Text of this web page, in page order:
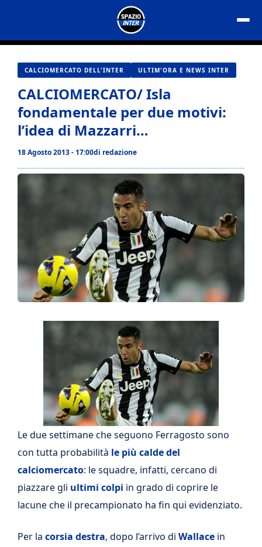
contenuto
CALCIOMERCATO DELL'INTER ULTIM'ORA E NEWS INTER
CALCIOMERCATO/ Isla
fondamentale per due motivi:
l’idea di Mazzarri…
18 Agosto 2013 - 17:00di redazione
Le due settimane che seguono Ferragosto sono
con tutta probabilità le più calde del
calciomercato: le squadre, infatti, cercano di
piazzare gli ultimi colpi in grado di coprire le
lacune che il precampionato ha fin qui evidenziato.
Per la corsia destra, dopo l’arrivo di Wallace in